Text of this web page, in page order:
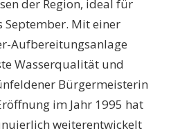
der Region, ideal für
September. Mit einer
Aufbereitungsanlage
Wasserqualität und
Bürgermeisterin
im Jahr 1995 hat
weiterentwickelt